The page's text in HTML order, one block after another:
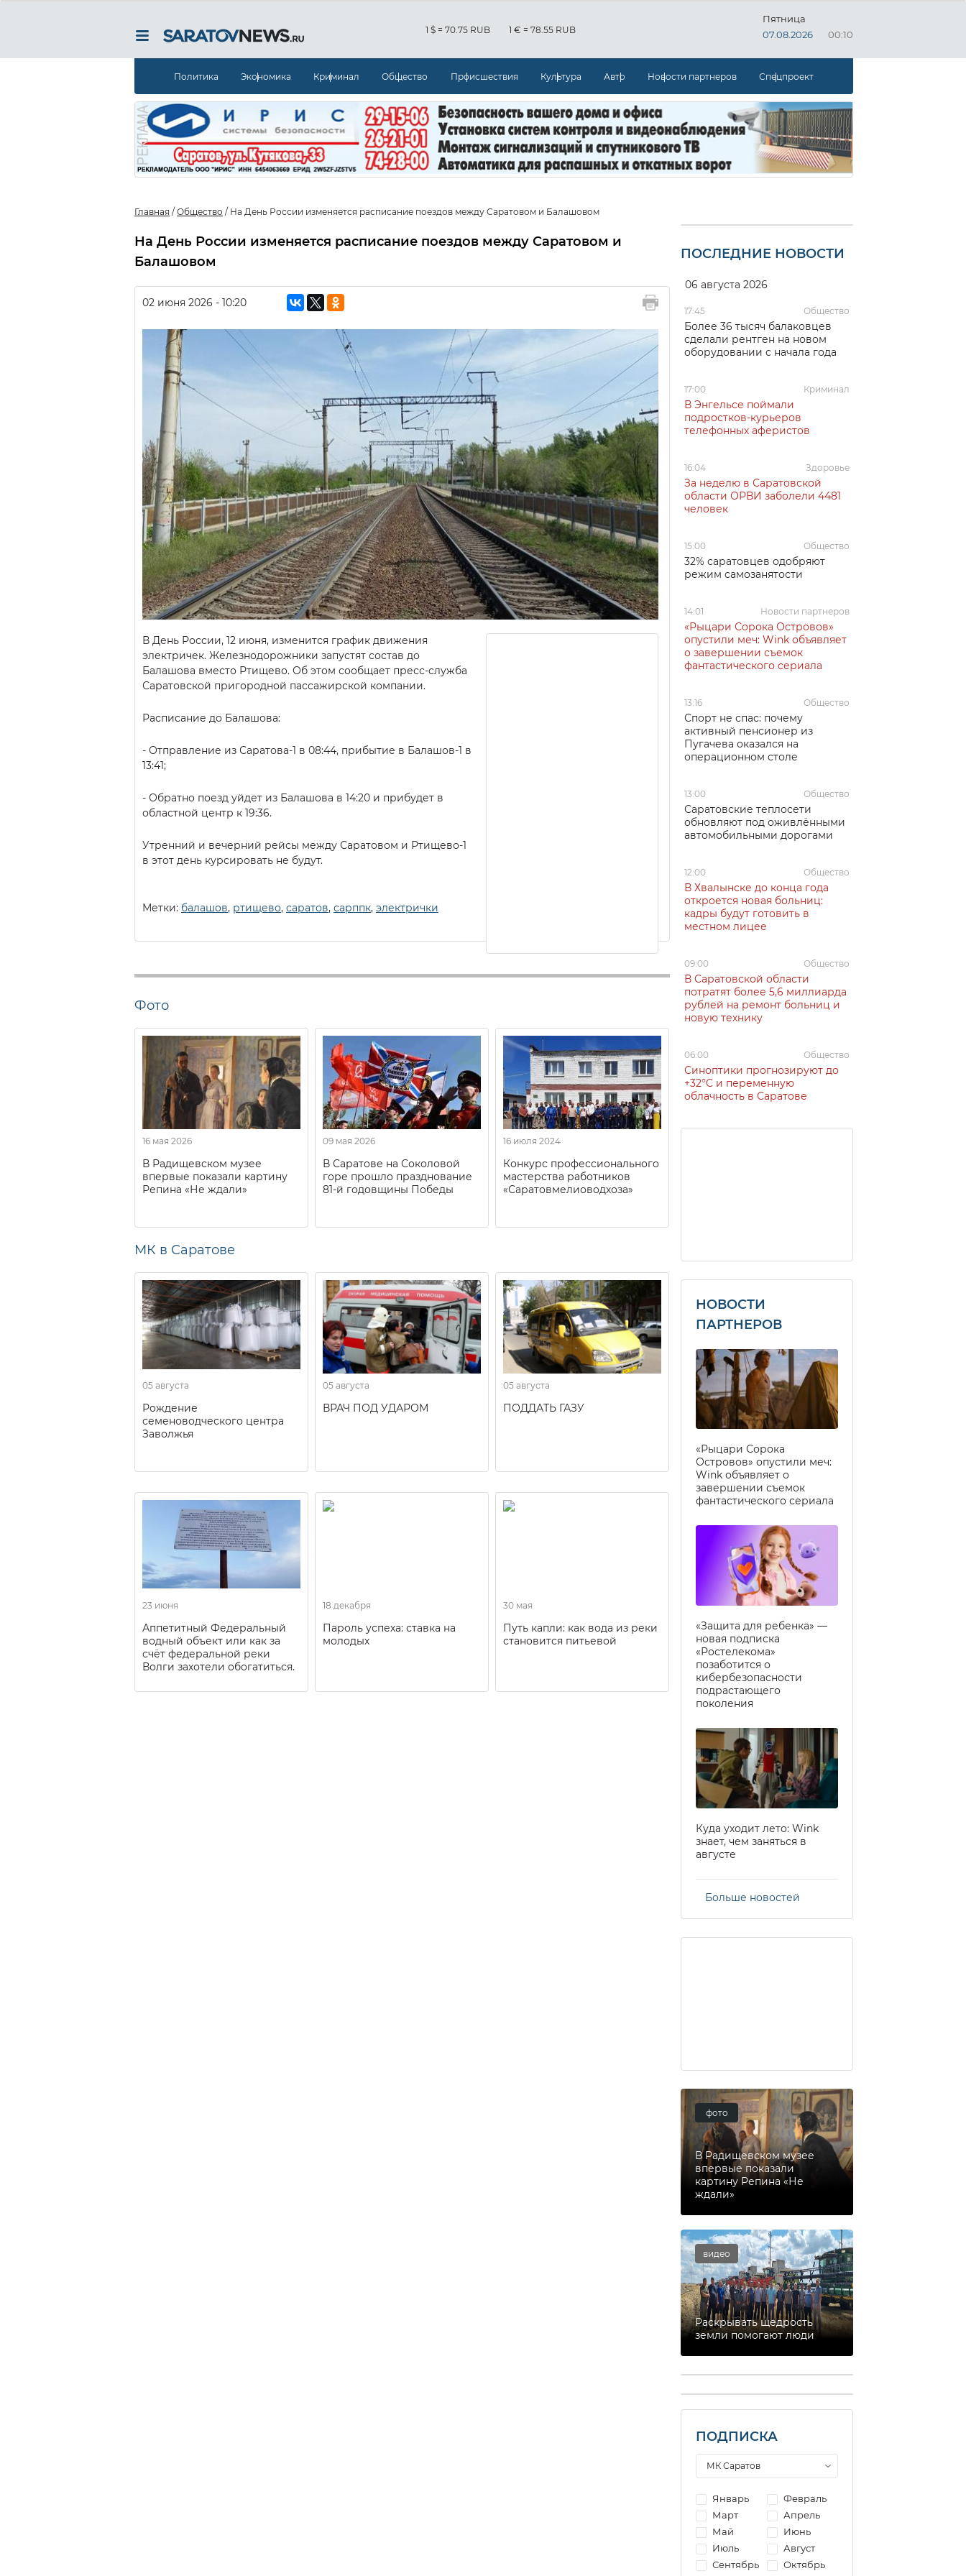
1 $ = 70.75 RUB 1 € = 78.55 RUB
Пятница
07.08.2026
00:10
Политика Экономика Криминал Общество Происшествия Культура Авто Новости партнеров Спецпроект
Главная / Общество / На День России изменяется расписание поездов между Саратовом и Балашовом
На День России изменяется расписание поездов между Саратовом и
Балашовом
02 июня 2026 - 10:20
В День России, 12 июня, изменится график движения
электричек. Железнодорожники запустят состав до
Балашова вместо Ртищево. Об этом сообщает пресс-служба
Саратовской пригородной пассажирской компании.
Расписание до Балашова:
- Отправление из Саратова-1 в 08:44, прибытие в Балашов-1 в
13:41;
- Обратно поезд уйдет из Балашова в 14:20 и прибудет в
областной центр к 19:36.
Утренний и вечерний рейсы между Саратовом и Ртищево-1
в этот день курсировать не будут.
Метки: балашов, ртищево, саратов, сарппк, электрички
Фото
16 мая 2026
В Радищевском музее
впервые показали картину
Репина «Не ждали»
09 мая 2026
В Саратове на Соколовой
горе прошло празднование
81-й годовщины Победы
16 июля 2024
Конкурс профессионального
мастерства работников
«Саратовмелиоводхоза»
МК в Саратове
05 августа
Рождение
семеноводческого центра
Заволжья
05 августа
ВРАЧ ПОД УДАРОМ
05 августа
ПОДДАТЬ ГАЗУ
23 июня
Аппетитный Федеральный
водный объект или как за
счёт федеральной реки
Волги захотели обогатиться.
18 декабря
Пароль успеха: ставка на
молодых
30 мая
Путь капли: как вода из реки
становится питьевой
ПОСЛЕДНИЕ НОВОСТИ
06 августа 2026
17:45 Общество
Более 36 тысяч балаковцев
сделали рентген на новом
оборудовании с начала года
17:00 Криминал
В Энгельсе поймали
подростков-курьеров
телефонных аферистов
16:04 Здоровье
За неделю в Саратовской
области ОРВИ заболели 4481
человек
15:00 Общество
32% саратовцев одобряют
режим самозанятости
14:01 Новости партнеров
«Рыцари Сорока Островов»
опустили меч: Wink объявляет
о завершении съемок
фантастического сериала
13:16 Общество
Спорт не спас: почему
активный пенсионер из
Пугачева оказался на
операционном столе
13:00 Общество
Саратовские теплосети
обновляют под оживлёнными
автомобильными дорогами
12:00 Общество
В Хвалынске до конца года
откроется новая больниц:
кадры будут готовить в
местном лицее
09:00 Общество
В Саратовской области
потратят более 5,6 миллиарда
рублей на ремонт больниц и
новую технику
06:00 Общество
Синоптики прогнозируют до
+32°C и переменную
облачность в Саратове
НОВОСТИ
ПАРТНЕРОВ
«Рыцари Сорока
Островов» опустили меч:
Wink объявляет о
завершении съемок
фантастического сериала
«Защита для ребенка» —
новая подписка
«Ростелекома»
позаботится о
кибербезопасности
подрастающего
поколения
Куда уходит лето: Wink
знает, чем заняться в
августе
Больше новостей
фото
В Радищевском музее
впервые показали
картину Репина «Не
ждали»
видео
Раскрывать щедрость
земли помогают люди
ПОДПИСКА
Январь
Февраль
Март
Апрель
Май
Июнь
Июль
Август
Сентябрь
Октябрь